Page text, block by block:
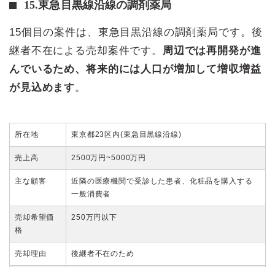
15.東急目黒線沿線の調剤薬局
15個目の案件は、東急目黒沿線の調剤薬局です。後
継者不在による売却案件です。 周辺では再開発が進
んでいるため、将来的には人口が増加して増収増益
が見込めます。
所在地 東京都23区内(東急目黒線沿線)
売上高 2500万円~5000万円
主な顧客
近隣の医療機関で受診した患者、化粧品を購入する
一般消費者
売却希望価
格
250万円以下
売却理由 後継者不在のため